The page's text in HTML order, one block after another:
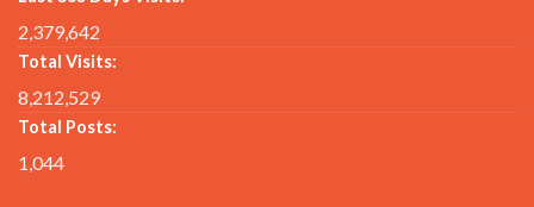
2,379,642
Total Visits:
8,212,529
Total Posts:
1,044